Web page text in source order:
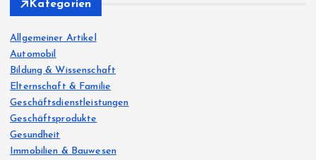
f
o
r
:
Kategorien
Allgemeiner Artikel
Automobil
Bildung & Wissenschaft
Elternschaft & Familie
Geschäftsdienstleistungen
Geschäftsprodukte
Gesundheit
Immobilien & Bauwesen